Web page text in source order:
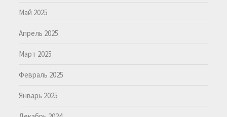
Май 2025
Апрель 2025
Март 2025
Февраль 2025
Январь 2025